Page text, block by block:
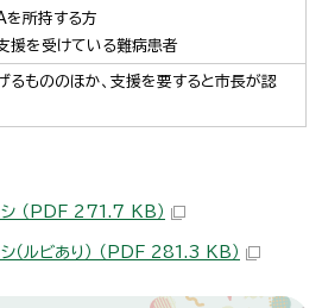
を所持する方
援を受けている難病患者
るもののほか、支援を要すると市長が認
（PDF 271.7 KB）
（ルビあり） （PDF 281.3 KB）